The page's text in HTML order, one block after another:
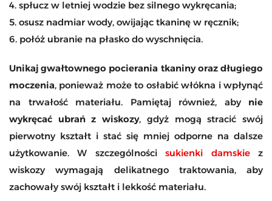
4. spłucz w letniej wodzie bez silnego wykręcania;
5. osusz nadmiar wody, owijając tkaninę w ręcznik;
6. połóż ubranie na płasko do wyschnięcia.
Unikaj gwałtownego pocierania tkaniny oraz długiego
moczenia, ponieważ może to osłabić włókna i wpłynąć
na trwałość materiału. Pamiętaj również, aby nie
wykręcać ubrań z wiskozy, gdyż mogą stracić swój
pierwotny kształt i stać się mniej odporne na dalsze
użytkowanie. W szczególnościsukienki damskiez
wiskozy wymagają delikatnego traktowania, aby
zachowały swój kształt i lekkość materiału.